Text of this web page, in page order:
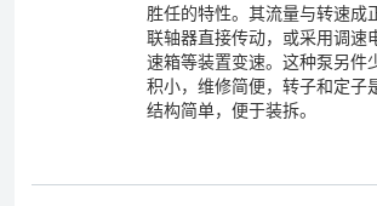
胜任的特性。其流量与转速成
联轴器直接传动，或采用调速
速箱等装置变速。这种泵另件
积小，维修简便，转子和定子
结构简单，便于装拆。